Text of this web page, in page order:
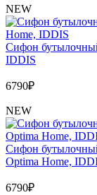
NEW
Сифон
IDDIS
6790₽
NEW
Сифон
Optima Home,
6790₽